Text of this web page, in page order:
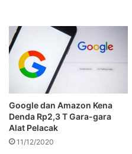
Google dan Amazon Kena
Denda Rp2,3 T Gara-gara
Alat Pelacak
11/12/2020